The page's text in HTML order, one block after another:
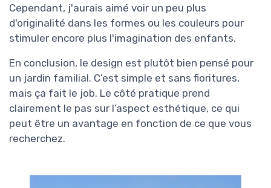
Cependant, j'aurais aimé voir un peu plus
d'originalité dans les formes ou les couleurs pour
stimuler encore plus l'imagination des enfants.
En conclusion, le design est plutôt bien pensé pour
un jardin familial. C’est simple et sans fioritures,
mais ça fait le job. Le côté pratique prend
clairement le pas sur l’aspect esthétique, ce qui
peut être un avantage en fonction de ce que vous
recherchez.